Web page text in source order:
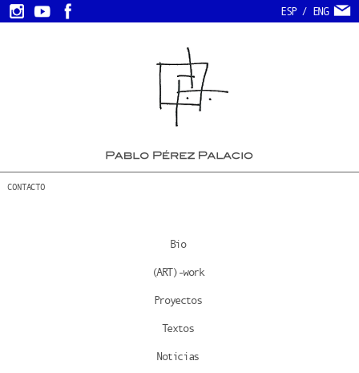
ESP/ ENG
CONTACTO
Bio
(ART)-work
Proyectos
Textos
Noticias